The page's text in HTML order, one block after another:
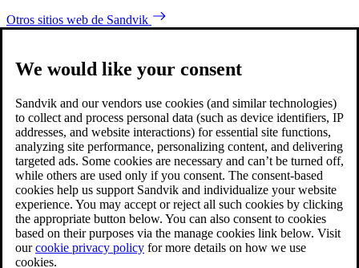
Otros sitios web de Sandvik
We would like your consent
Sandvik and our vendors use cookies (and similar technologies)
to collect and process personal data (such as device identifiers, IP
addresses, and website interactions) for essential site functions,
analyzing site performance, personalizing content, and delivering
targeted ads. Some cookies are necessary and can’t be turned off,
while others are used only if you consent. The consent-based
cookies help us support Sandvik and individualize your website
experience. You may accept or reject all such cookies by clicking
the appropriate button below. You can also consent to cookies
based on their purposes via the manage cookies link below. Visit
ourcookie privacy policy for more details on how we use
cookies.